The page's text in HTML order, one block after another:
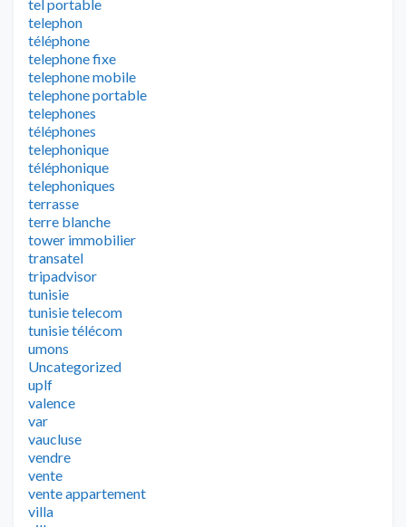
tel portable
telephon
téléphone
telephone fixe
telephone mobile
telephone portable
telephones
téléphones
telephonique
téléphonique
telephoniques
terrasse
terre blanche
tower immobilier
transatel
tripadvisor
tunisie
tunisie telecom
tunisie télécom
umons
Uncategorized
uplf
valence
var
vaucluse
vendre
vente
vente appartement
villa